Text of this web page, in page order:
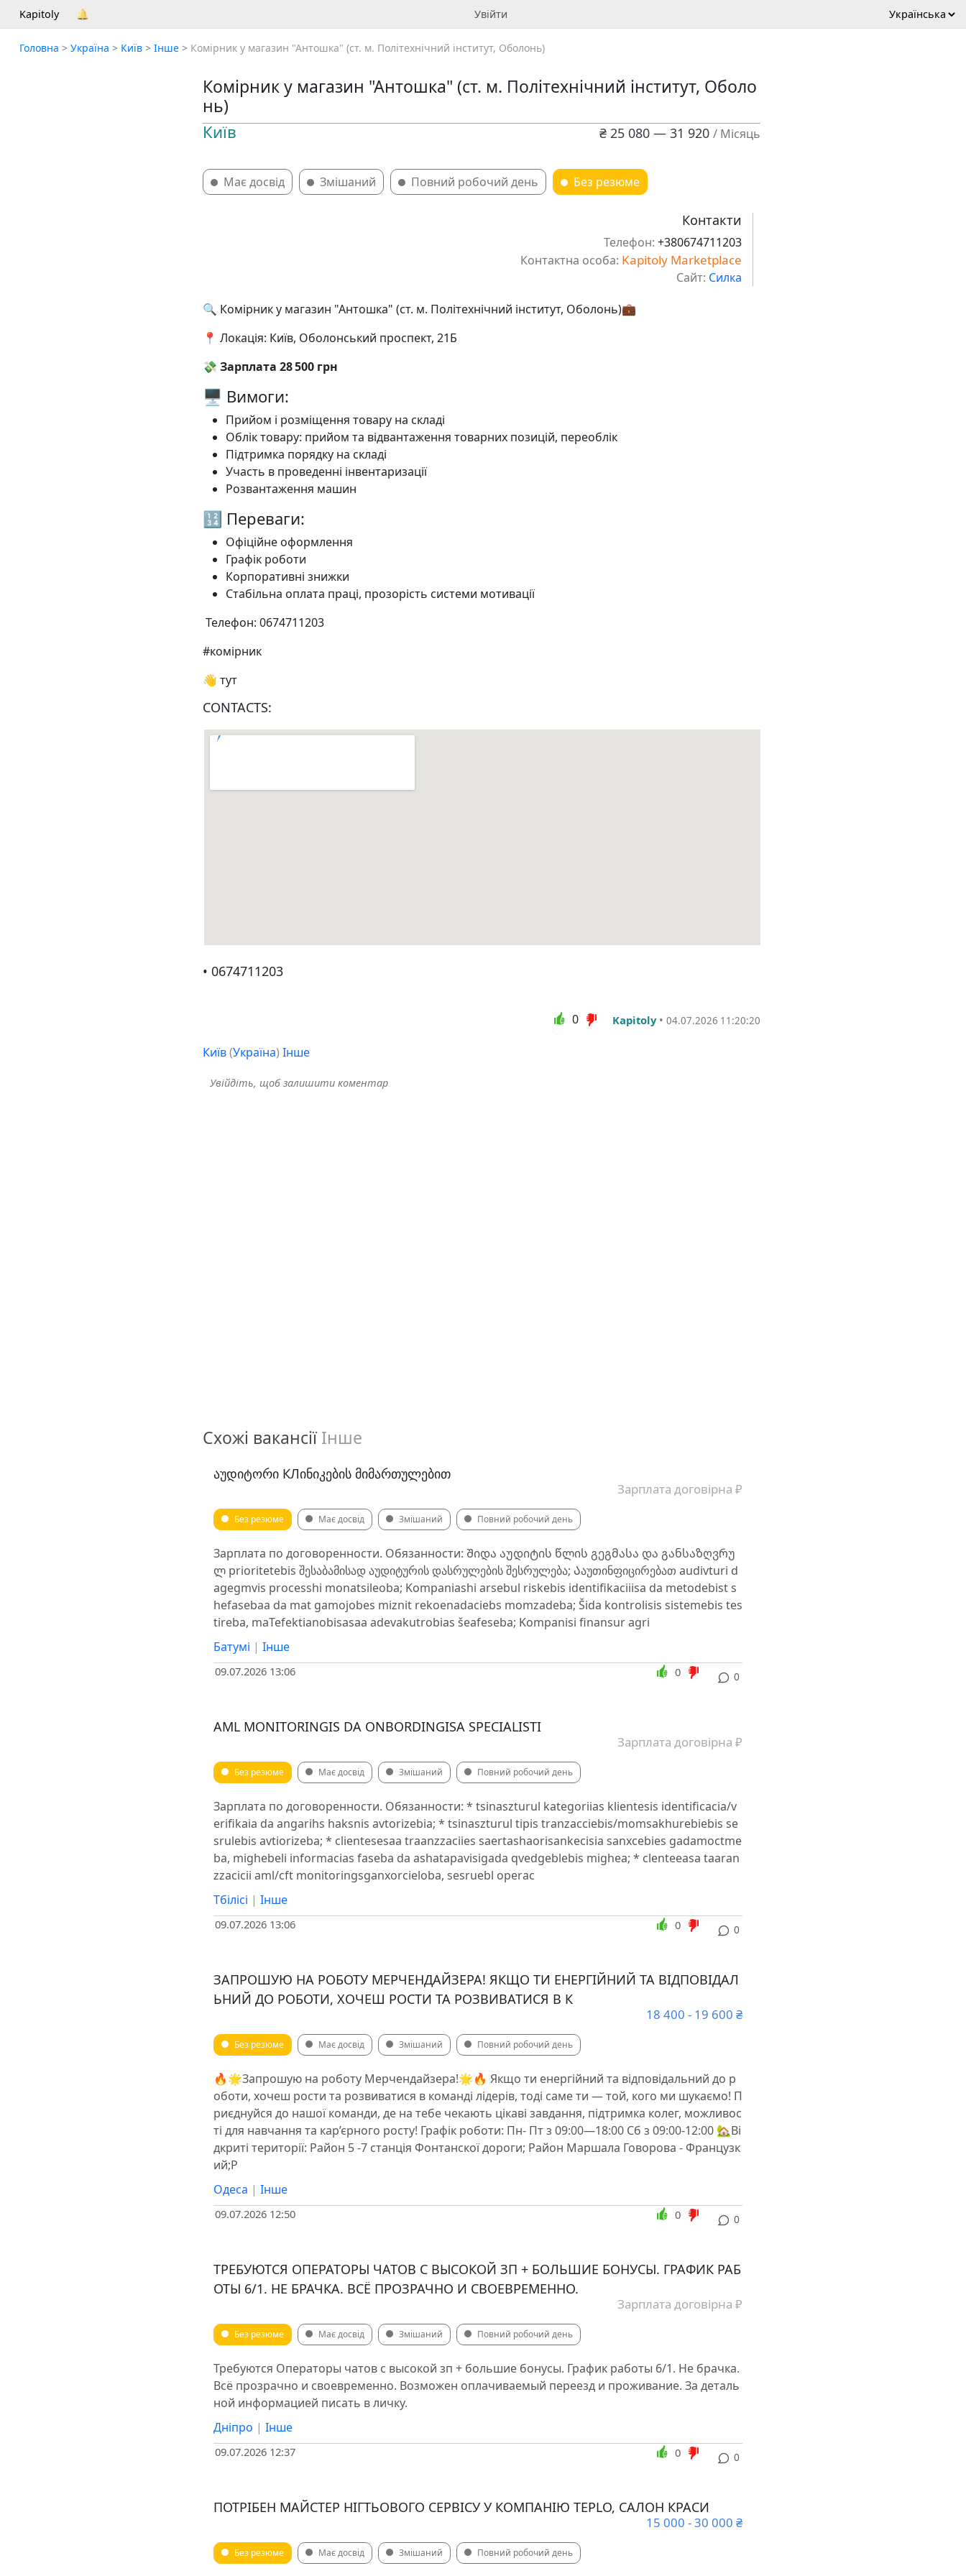
Kapitoly 🔔 Увійти
Головна > Україна > Київ > Інше > Комірник у магазин "Антошка" (ст. м. Політехнічний інститут, Оболонь)
Комірник у магазин "Антошка" (ст. м. Політехнічний інститут, Оболо
нь)
₴ 25 080 — 31 920 / Місяць
Київ
Має досвід Змішаний Повний робочий день Без резюме
Контакти
Телефон: +380674711203
Контактна особа: Kapitoly Marketplace
Сайт: Силка
🔍 Комірник у магазин "Антошка" (ст. м. Політехнічний інститут, Оболонь)💼
📍 Локація: Київ, Оболонський проспект, 21Б
💸 Зарплата 28 500 грн
🖥 Вимоги:
Прийом і розміщення товару на складі
Облік товару: прийом та відвантаження товарних позицій, переоблік
Підтримка порядку на складі
Участь в проведенні інвентаризації
Розвантаження машин
🔢 Переваги:
Офіційне оформлення
Графік роботи
Корпоративні знижки
Стабільна оплата праці, прозорість системи мотивації
️ Телефон: 0674711203
#комірник
👋 тут
CONTACTS:
• 0674711203
Kapitoly• 04.07.2026 11:20:20
0
Київ(Україна) Інше
Увійдіть, щоб залишити коментар
Схожі вакансії Інше
ᲐᲣᲓᲘᲢᲝᲠᲘ КЛᲘᲜᲘᲙᲔᲑᲘᲡ ᲛᲘᲛᲐᲠᲗᲣᲚᲔᲑᲘᲗ
Зарплата договірна ₽
Без резюме Має досвід Змішаний Повний робочий день
Зарплата по договоренности. Обязанности: Შიდა აუდიტის წლის გეგმასა და განსაზღვრუ
ლ prioritetebis შესაბამისად აუდიტურის დასრულების შესრულება; Ააუთინფიცირებათ audivturi d
agegmvis processhi monatsileoba; Kompaniashi arsebul riskebis identifikaciiisa da metodebist s
hefasebaa da mat gamojobes miznit rekoenadaciebs momzadeba; Šida kontrolisis sistemebis tes
tireba, maTefektianobisasaa adevakutrobias šeafeseba; Kompanisi finansur agri
Батумі | Інше
09.07.2026 13:06 0
0
AML MONITORINGIS DA ONBORDINGISA SPECIALISTI
Зарплата договірна ₽
Без резюме Має досвід Змішаний Повний робочий день
Зарплата по договоренности. Обязанности: * tsinaszturul kategoriias klientesis identificacia/v
erifikaia da angarihs haksnis avtorizebia; * tsinaszturul tipis tranzacciebis/momsakhurebiebis se
srulebis avtiorizeba; * clientesesaa traanzzaciies saertashaorisankecisia sanxcebies gadamoctme
ba, mighebeli informacias faseba da ashatapavisigada qvedgeblebis mighea; * clenteeasa taaran
zzacicii aml/cft monitoringsganxorcieloba, sesruebl operac
Тбілісі | Інше
09.07.2026 13:06 0
0
ЗАПРОШУЮ НА РОБОТУ МЕРЧЕНДАЙЗЕРА! ЯКЩО ТИ ЕНЕРГІЙНИЙ ТА ВІДПОВІДАЛ
ЬНИЙ ДО РОБОТИ, ХОЧЕШ РОСТИ ТА РОЗВИВАТИСЯ В К
18 400 - 19 600 ₴
Без резюме Має досвід Змішаний Повний робочий день
🔥🌟Запрошую на роботу Мерчендайзера!🌟🔥 Якщо ти енергійний та відповідальний до р
оботи, хочеш рости та розвиватися в команді лідерів, тоді саме ти — той, кого ми шукаємо! П
риєднуйся до нашої команди, де на тебе чекають цікаві завдання, підтримка колег, можливос
ті для навчання та кар’єрного росту! Графік роботи: Пн- Пт з 09:00—18:00 Сб з 09:00-12:00 🏡Ві
дкриті території: Район 5 -7 станція Фонтанскої дороги; Район Маршала Говорова - Французк
ий;Р
Одеса | Інше
09.07.2026 12:50 0
0
ТРЕБУЮТСЯ ОПЕРАТОРЫ ЧАТОВ С ВЫСОКОЙ ЗП + БОЛЬШИЕ БОНУСЫ. ГРАФИК РАБ
ОТЫ 6/1. НЕ БРАЧКА. ВСЁ ПРОЗРАЧНО И СВОЕВРЕМЕННО.
Зарплата договірна ₽
Без резюме Має досвід Змішаний Повний робочий день
Требуются Операторы чатов с высокой зп + большие бонусы. График работы 6/1. Не брачка.
Всё прозрачно и своевременно. Возможен оплачиваемый переезд и проживание. За деталь
ной информацией писать в личку.
Дніпро | Інше
09.07.2026 12:37 0
0
ПОТРІБЕН МАЙСТЕР НІГТЬОВОГО СЕРВІСУ У КОМПАНІЮ TEPLO, САЛОН КРАСИ
15 000 - 30 000 ₴
Без резюме Має досвід Змішаний Повний робочий день